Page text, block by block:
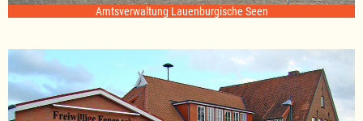
Amtsverwaltung Lauenburgische Seen